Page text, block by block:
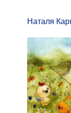
Наталя